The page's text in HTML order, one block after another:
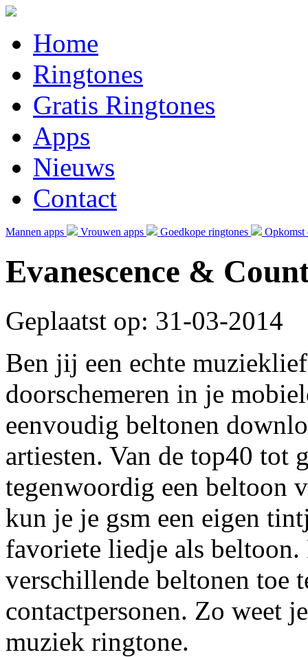
Home
Ringtones
Gratis Ringtones
Apps
Nieuws
Contact
Mannen apps Vrouwen apps Goedkope ringtones Opkomst
Evanescence &
Geplaatst op: 31-03-2014
Ben jij een echte
doorschemeren in je
eenvoudig beltonen
artiesten. Van de top40 tot
tegenwoordig een beltoon
kun je je gsm een eigen
favoriete liedje als
verschillende beltonen toe
contactpersonen. Zo weet
muziek ringtone.